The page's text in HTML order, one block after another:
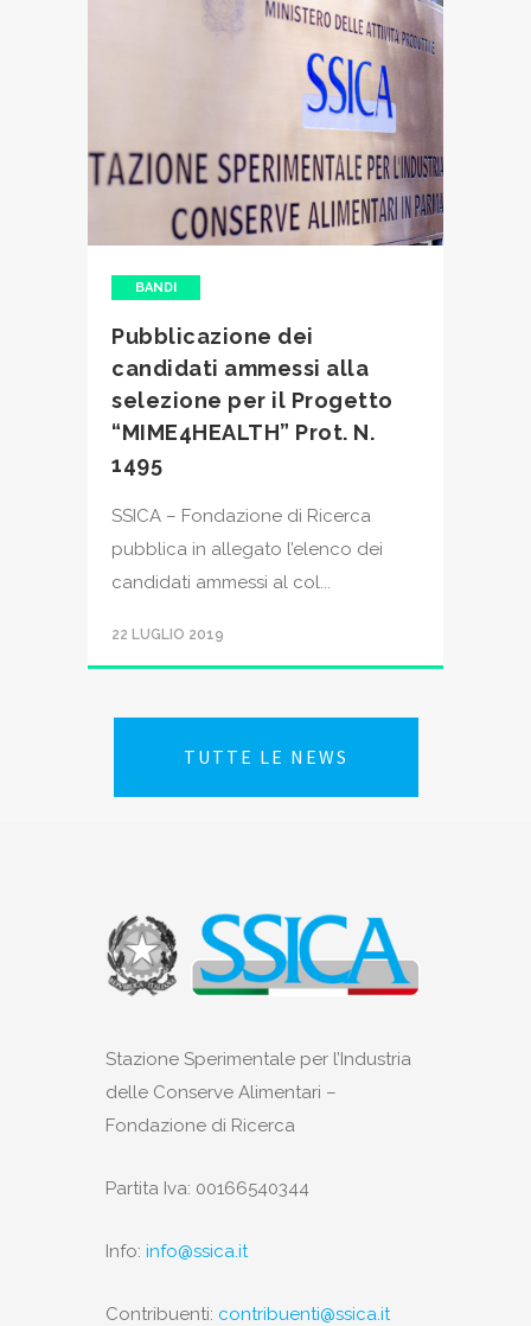
BANDI
Pubblicazione dei
candidati ammessi alla
selezione per il Progetto
“MIME4HEALTH” Prot. N.
1495
SSICA – Fondazione di Ricerca
pubblica in allegato l’elenco dei
candidati ammessi al col...
22 LUGLIO 2019
TUTTE LE NEWS
Stazione Sperimentale per l’Industria
delle Conserve Alimentari –
Fondazione di Ricerca
Partita Iva: 00166540344
Info: info@ssica.it
Contribuenti: contribuenti@ssica.it